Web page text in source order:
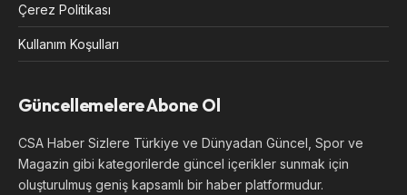
Çerez Politikası
Kullanım Koşulları
Güncellemelere Abone Ol
CSA Haber Sizlere Türkiye ve Dünyadan Güncel, Spor ve
Magazin gibi kategorilerde güncel içerikler sunmak için
oluşturulmuş geniş kapsamlı bir haber platformudur.